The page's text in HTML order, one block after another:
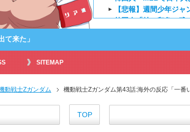
【悲報】週間少年ジ
外国人「特に印象に残
海外の反応アニメ【
海外の反応【
海外「伏線回収凄すぎ
来た」
SITEMAP
動戦士Zガンダム 機動戦士Zガンダム第43話:海外の反応「一番
TOP